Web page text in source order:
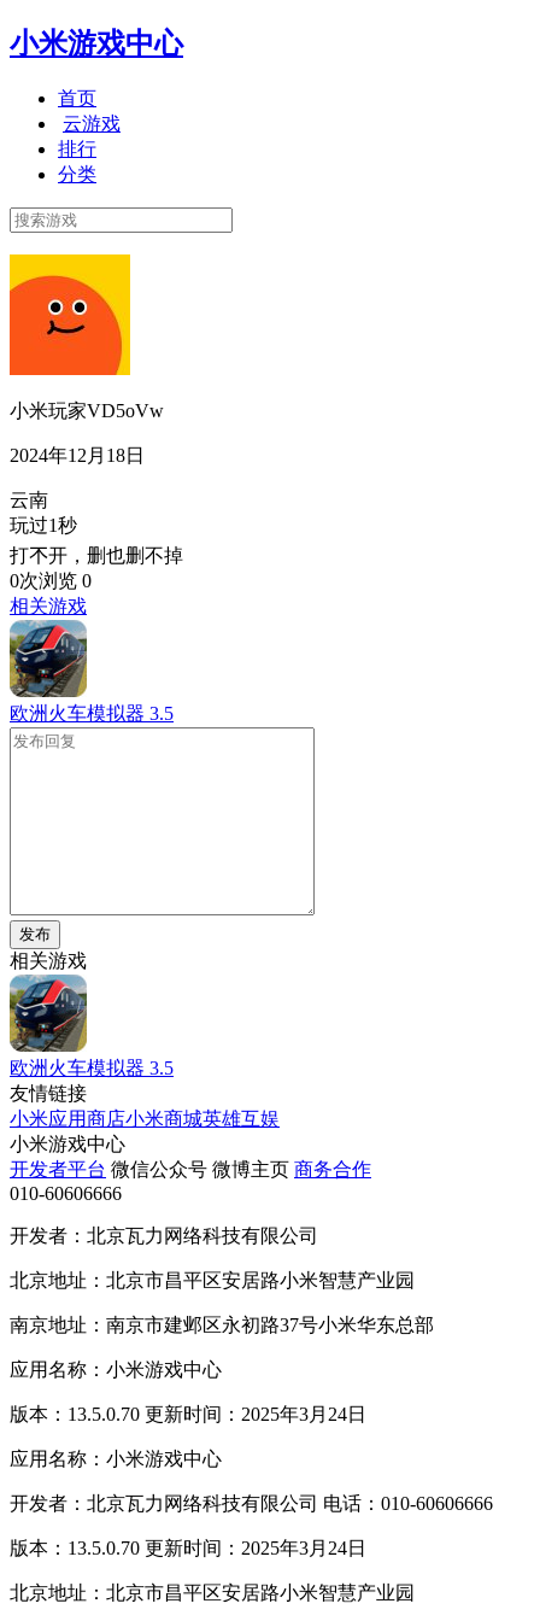
小米游戏中心
首页
云游戏
排行
分类
小米玩家VD5oVw
2024年12月18日
云南
玩过1秒
打𣎴开，删也删不掉
0次浏览 0
相关游戏
欧洲火车模拟器 3.5
发布
相关游戏
欧洲火车模拟器 3.5
友情链接
小米应用商店小米商城英雄互娱
小米游戏中心
开发者平台 微信公众号 微博主页 商务合作
010-60606666
开发者：北京瓦力网络科技有限公司
北京地址：北京市昌平区安居路小米智慧产业园
南京地址：南京市建邺区永初路37号小米华东总部
应用名称：小米游戏中心
版本：13.5.0.70 更新时间：2025年3月24日
应用名称：小米游戏中心
开发者：北京瓦力网络科技有限公司 电话：010-60606666
版本：13.5.0.70 更新时间：2025年3月24日
北京地址：北京市昌平区安居路小米智慧产业园